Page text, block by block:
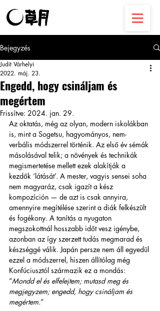
Bejegyzés
Engedd, hogy csináljam és
megértem
Judit Várhelyi
2022. máj. 23.
Frissítve: 2024. jan. 29.
Az oktatás, még az olyan, modern iskolákban
is, mint a Sogetsu, hagyományos, nem-
verbális módszerrel történik. Az első év sémák
másolásával telik; a növények és technikák
megismertetése mellett ezek alakítják a
kezdők ‘látását’. A mester, vagyis sensei soha
nem magyaráz, csak igazít a kész
kompozíción — de azt is csak annyira,
amennyire megítélése szerint a diák felkészült
és fogékony. A tanítás a nyugaton
megszokottnál hosszabb időt vesz igénybe,
azonban az így szerzett tudás megmarad és
készséggé válik. Japán persze nem áll egyedül
ezzel a módszerrel, hiszen állítólag még
Konfúciusztól származik ez a mondás:
“Mondd el és elfelejtem; mutasd meg és
megjegyzem; engedd, hogy csináljam és
megértem.”